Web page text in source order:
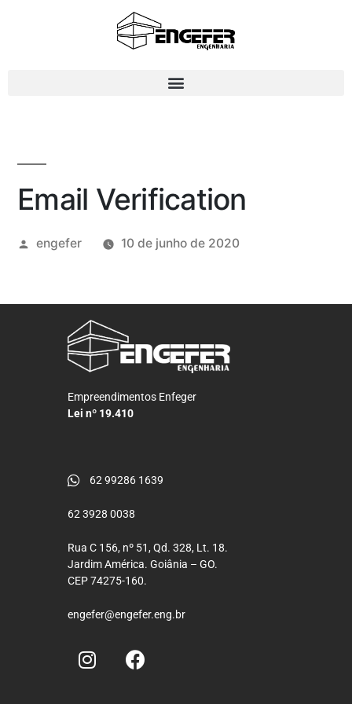
Email Verification
engefer 10 de junho de 2020
Empreendimentos Enfeger
Lei nº 19.410
62 99286 1639
62 3928 0038
Rua C 156, nº 51, Qd. 328, Lt. 18.
Jardim América. Goiânia – GO.
CEP 74275-160.
engefer@engefer.eng.br